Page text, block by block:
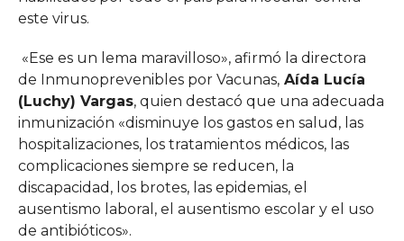
este virus.
«Ese es un lema maravilloso», afirmó la directora
de Inmunoprevenibles por Vacunas,Aída Lucía
(Luchy) Vargas, quien destacó que una adecuada
inmunización «disminuye los gastos en salud, las
hospitalizaciones, los tratamientos médicos, las
complicaciones siempre se reducen, la
discapacidad, los brotes, las epidemias, el
ausentismo laboral, el ausentismo escolar y el uso
de antibióticos».